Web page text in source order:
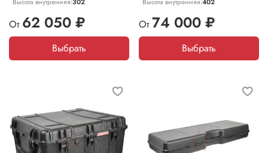
Высота внутренняя:302
От 62 050 ₽
Выбрать
Высота внутренняя:402
От 74 000 ₽
Выбрать